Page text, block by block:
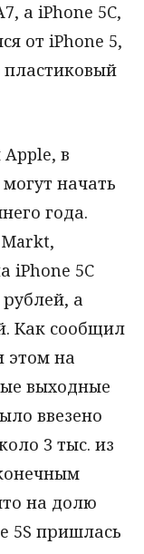
а iPhone 5C,
от iPhone 5,
в
начать
года.
iPhone 5C
рублей, а
Как сообщил
этом на
выходные
ввезено
3 тыс. из
на долю
5S пришлась